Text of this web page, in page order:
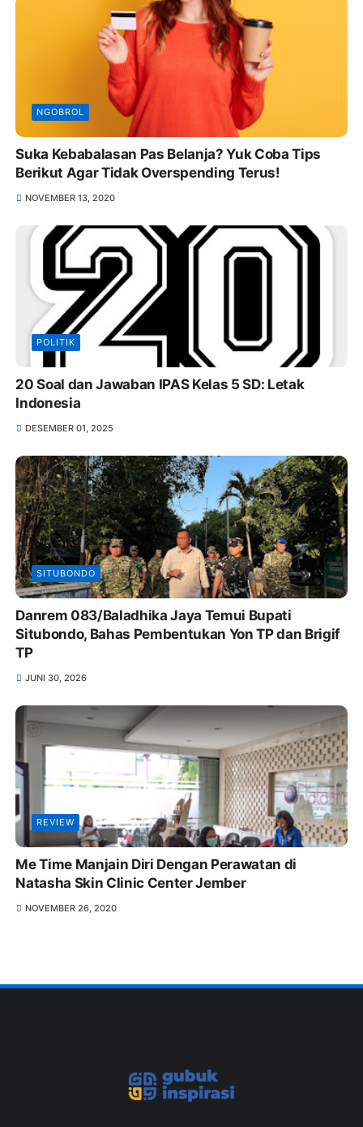
NGOBROL
Suka Kebabalasan Pas Belanja? Yuk Coba Tips
Berikut Agar Tidak Overspending Terus!
NOVEMBER 13, 2020
POLITIK
20 Soal dan Jawaban IPAS Kelas 5 SD: Letak
Indonesia
DESEMBER 01, 2025
SITUBONDO
Danrem 083/Baladhika Jaya Temui Bupati
Situbondo, Bahas Pembentukan Yon TP dan Brigif
TP
JUNI 30, 2026
REVIEW
Me Time Manjain Diri Dengan Perawatan di
Natasha Skin Clinic Center Jember
NOVEMBER 26, 2020